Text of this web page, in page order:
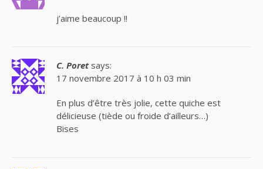
j’aime beaucoup !!
C. Poret says:
17 novembre 2017 à 10 h 03 min
En plus d’être très jolie, cette quiche est
délicieuse (tiède ou froide d’ailleurs…)
Bises